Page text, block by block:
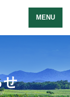
MENU
せ